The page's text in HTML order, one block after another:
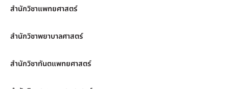
สำนักวิชาแพทยศาสตร์
สำนักวิชาพยาบาลศาสตร์
สำนักวิชาทันตแพทยศาสตร์